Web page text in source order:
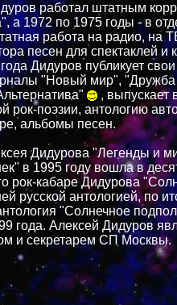
работал штатным
а 1972 по 1975 годы - в
работа на радио, на
песен для спектаклей
Дидуров публикует свои
"Новый мир",
, выпускает
рок-поэзии, антологию
альбомы песен.
Дидурова "Легенды и
в 1995 году вошла в
рок-кабаре Дидурова
русской антологией, по
"Солнечное
года. Алексей Дидуров
и секретарем СП Москвы.